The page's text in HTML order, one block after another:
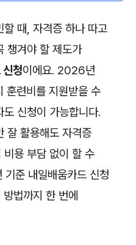
때, 자격증 하나 따고
챙겨야 할 제도가
신청이에요. 2026년
련비를 지원받을 수
신청이 가능합니다.
잘 활용해도 자격증
비용 부담 없이 할 수
준 내일배움카드 신청
법까지 한 번에